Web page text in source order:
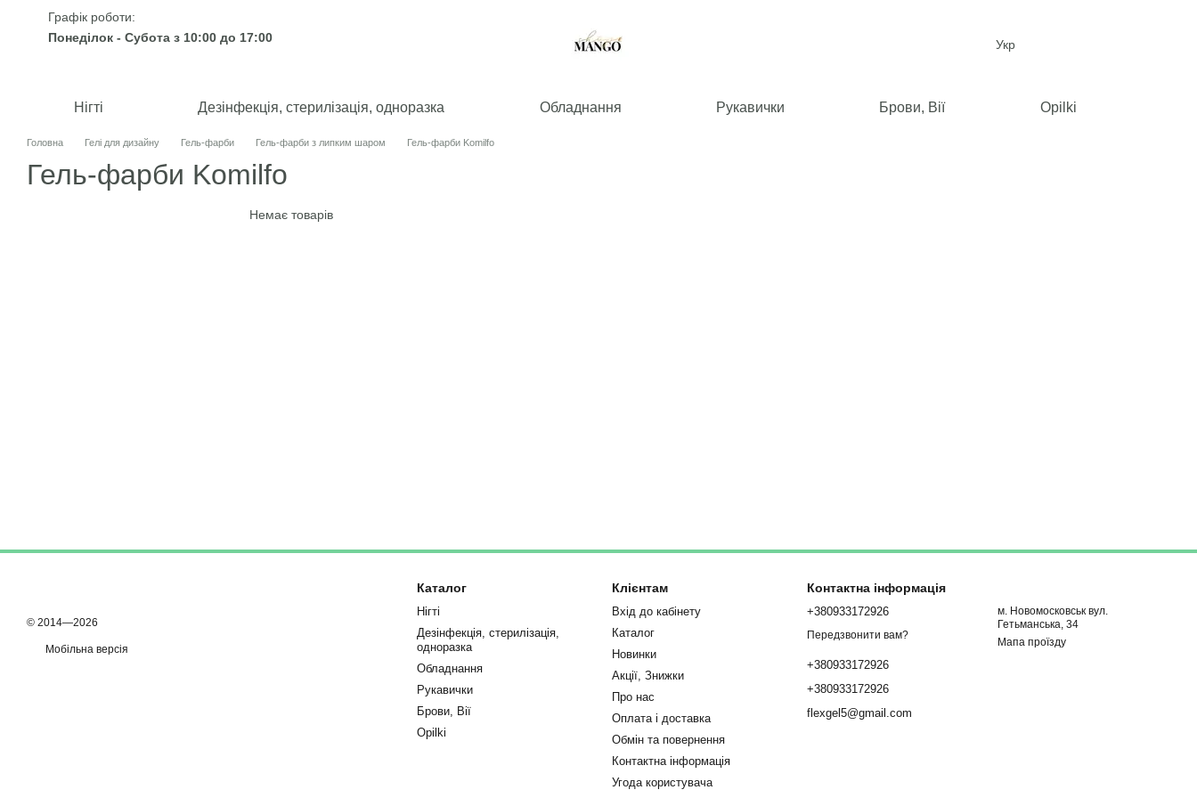
Перейти до основного контенту
Графік роботи:
Понеділок - Субота з 10:00 до 17:00
Укр
Нігті Дезінфекція, стерилізація, одноразка Обладнання Рукавички Брови, Вії Opilki
Головна Гелі для дизайну Гель-фарби Гель-фарби з липким шаром Гель-фарби Komilfo
Гель-фарби Komilfo
Немає товарів
© 2014—2026
Мобільна версія
Каталог
Нігті
Дезінфекція, стерилізація,
одноразка
Обладнання
Рукавички
Брови, Вії
Opilki
Клієнтам
Вхід до кабінету
Каталог
Новинки
Акції, Знижки
Про нас
Оплата і доставка
Обмін та повернення
Контактна інформація
Угода користувача
Контактна інформація
+380933172926
Передзвонити вам?
+380933172926
+380933172926
flexgel5@gmail.com
м. Новомосковськ вул.
Гетьманська, 34
Мапа проїзду